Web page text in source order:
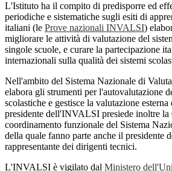
L'Istituto ha il compito di predisporre ed
periodiche e sistematiche sugli esiti di
italiani (le Prove nazionali INVALSI)
migliorare le attività di valutazione del
singole scuole, e curare la partecipazione
internazionali sulla qualità dei sistemi
Nell'ambito del Sistema Nazionale di
elabora gli strumenti per l'autovalutazione
scolastiche e gestisce la valutazione
presidente dell'INVALSI presiede inoltre la
coordinamento funzionale del Sistema
della quale fanno parte anche il presidente
rappresentante dei dirigenti tecnici.
L'INVALSI è vigilato dal Ministero